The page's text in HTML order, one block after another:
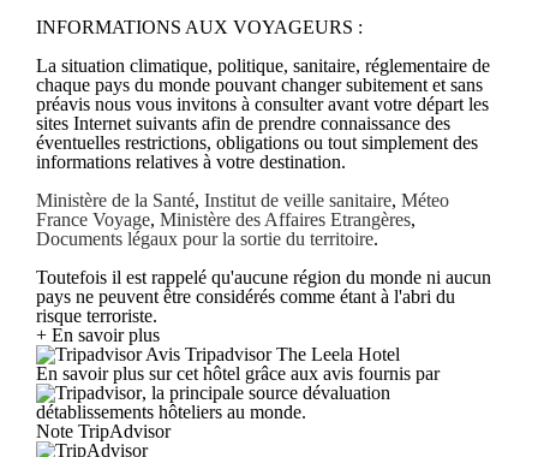
INFORMATIONS AUX VOYAGEURS :
La situation climatique, politique, sanitaire, réglementaire de
chaque pays du monde pouvant changer subitement et sans
préavis nous vous invitons à consulter avant votre départ les
sites Internet suivants afin de prendre connaissance des
éventuelles restrictions, obligations ou tout simplement des
informations relatives à votre destination.
Ministère de la Santé, Institut de veille sanitaire, Méteo
France Voyage, Ministère des Affaires Etrangères,
Documents légaux pour la sortie du territoire.
Toutefois il est rappelé qu'aucune région du monde ni aucun
pays ne peuvent être considérés comme étant à l'abri du
risque terroriste.
+ En savoir plus
Avis Tripadvisor The Leela Hotel
En savoir plus sur cet hôtel grâce aux avis fournis par
, la principale source dévaluation
détablissements hôteliers au monde.
Note TripAdvisor